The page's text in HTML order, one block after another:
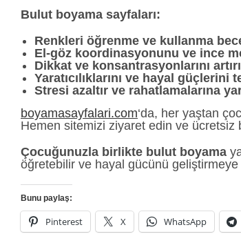
Bulut boyama sayfaları:
Renkleri öğrenme ve kullanma
El-göz koordinasyonunu ve ince
Dikkat ve konsantrasyonlarını
Yaratıcılıklarını ve hayal güçlerini
Stresi azaltır ve rahatlamalarına
boyamasayfalari.com‘da, her yaştan
Hemen sitemizi ziyaret edin ve ücretsiz
Çocuğunuzla birlikte bulut boyama
öğretebilir ve hayal gücünü geliştirmeye
Bunu paylaş:
Pinterest X WhatsApp